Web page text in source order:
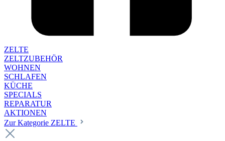
ZELTE
ZELTZUBEHÖR
WOHNEN
SCHLAFEN
KÜCHE
SPECIALS
REPARATUR
AKTIONEN
Zur Kategorie ZELTE